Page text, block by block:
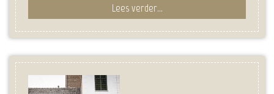
Lees verder...